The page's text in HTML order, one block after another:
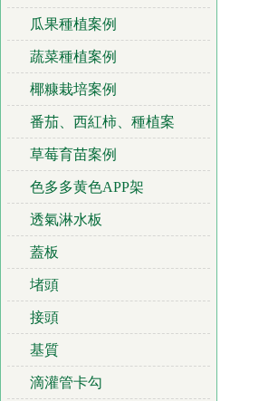
瓜果種植案例
蔬菜種植案例
椰糠栽培案例
番茄、西紅柿、種植案
草莓育苗案例
色多多黄色APP架
透氣淋水板
蓋板
堵頭
接頭
基質
滴灌管卡勾